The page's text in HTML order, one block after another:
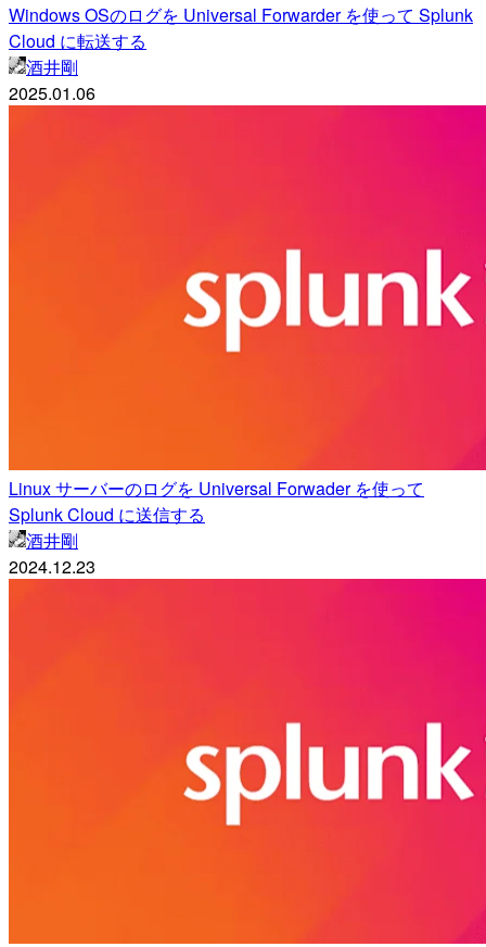
Windows OSのログを Universal Forwarder を使って Splunk
Cloud に転送する
酒井剛
2025.01.06
Linux サーバーのログを Universal Forwader を使って
Splunk Cloud に送信する
酒井剛
2024.12.23